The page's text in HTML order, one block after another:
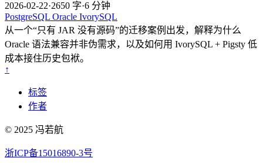
2026-02-22·2650 字·6 分钟
PostgreSQL Oracle IvorySQL
从一个“只有 JAR 没有源码”的迁移案例出发，解释为什么
Oracle 语法兼容并非伪需求，以及如何用 IvorySQL + Pigsty 低
成本接住历史包袱。
↑
标签
作者
© 2025 冯若航
浙ICP备15016890-3号